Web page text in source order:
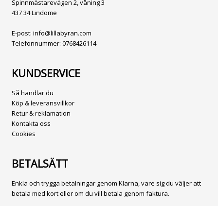
Spinnmästarevägen 2, våning 3
437 34 Lindome
E-post: info@lillabyran.com
Telefonnummer: 0768426114
KUNDSERVICE
Så handlar du
Köp & leveransvillkor
Retur & reklamation
Kontakta oss
Cookies
BETALSÄTT
Enkla och trygga betalningar genom Klarna, vare sig du väljer att
betala med kort eller om du vill betala genom faktura.